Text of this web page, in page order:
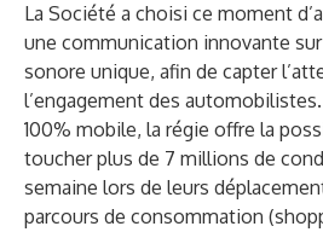
La Société a choisi ce moment
une communication innovante
sonore unique, afin de capter
l’engagement des
100% mobile, la régie offre la
toucher plus de 7 millions de
semaine lors de leurs
parcours de consommation